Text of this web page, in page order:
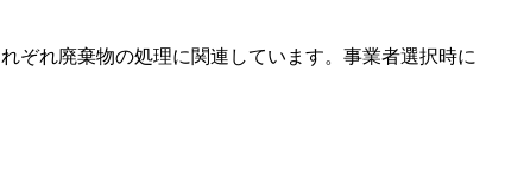
ぞれ廃棄物の処理に関連しています。事業者選択時に